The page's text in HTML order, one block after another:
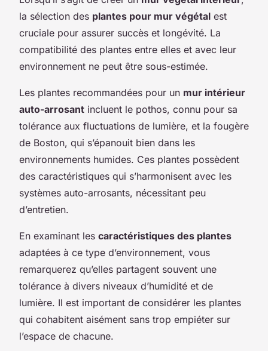
la sélection des plantes pour mur végétal est
cruciale pour assurer succès et longévité. La
compatibilité des plantes entre elles et avec leur
environnement ne peut être sous-estimée.
Les plantes recommandées pour un mur intérieur
auto-arrosant incluent le pothos, connu pour sa
tolérance aux fluctuations de lumière, et la fougère
de Boston, qui s’épanouit bien dans les
environnements humides. Ces plantes possèdent
des caractéristiques qui s’harmonisent avec les
systèmes auto-arrosants, nécessitant peu
d’entretien.
En examinant les caractéristiques des plantes
adaptées à ce type d’environnement, vous
remarquerez qu’elles partagent souvent une
tolérance à divers niveaux d’humidité et de
lumière. Il est important de considérer les plantes
qui cohabitent aisément sans trop empiéter sur
l’espace de chacune.